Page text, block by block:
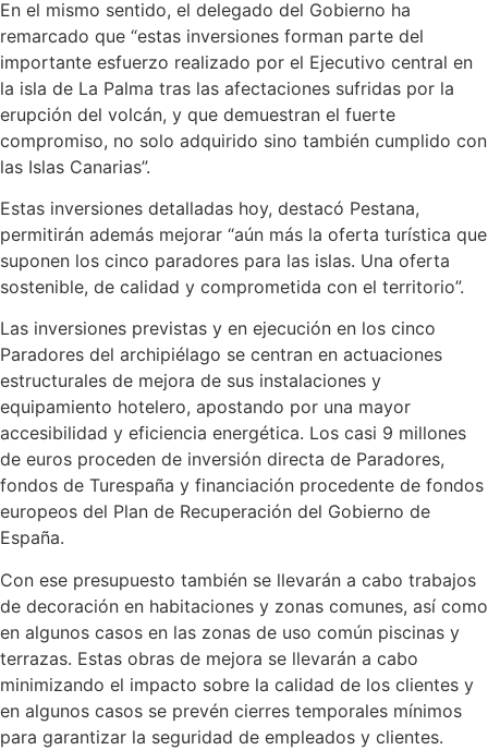
En el mismo sentido, el delegado del Gobierno ha
remarcado que “estas inversiones forman parte del
importante esfuerzo realizado por el Ejecutivo central en
la isla de La Palma tras las afectaciones sufridas por la
erupción del volcán, y que demuestran el fuerte
compromiso, no solo adquirido sino también cumplido con
las Islas Canarias”.
Estas inversiones detalladas hoy, destacó Pestana,
permitirán además mejorar “aún más la oferta turística que
suponen los cinco paradores para las islas. Una oferta
sostenible, de calidad y comprometida con el territorio”.
Las inversiones previstas y en ejecución en los cinco
Paradores del archipiélago se centran en actuaciones
estructurales de mejora de sus instalaciones y
equipamiento hotelero, apostando por una mayor
accesibilidad y eficiencia energética. Los casi 9 millones
de euros proceden de inversión directa de Paradores,
fondos de Turespaña y financiación procedente de fondos
europeos del Plan de Recuperación del Gobierno de
España.
Con ese presupuesto también se llevarán a cabo trabajos
de decoración en habitaciones y zonas comunes, así como
en algunos casos en las zonas de uso común piscinas y
terrazas. Estas obras de mejora se llevarán a cabo
minimizando el impacto sobre la calidad de los clientes y
en algunos casos se prevén cierres temporales mínimos
para garantizar la seguridad de empleados y clientes.